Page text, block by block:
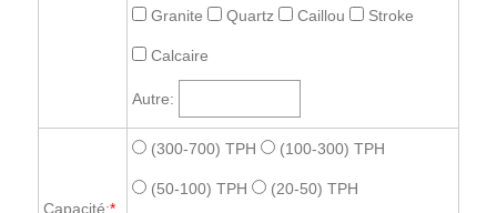
Granite Quartz Caillou Stroke
Calcaire
Autre:
Capacité:*
(300-700) TPH (100-300) TPH
(50-100) TPH (20-50) TPH